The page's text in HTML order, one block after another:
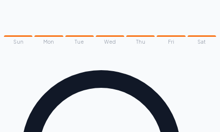
Sun Mon Tue Wed Thu Fri Sat